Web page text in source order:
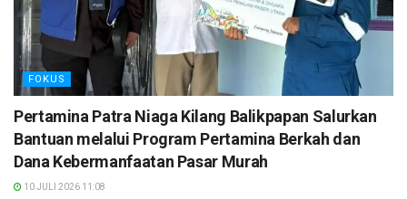
FOKUS
Pertamina Patra Niaga Kilang Balikpapan Salurkan
Bantuan melalui Program Pertamina Berkah dan
Dana Kebermanfaatan Pasar Murah
10 JULI 2026 11:08